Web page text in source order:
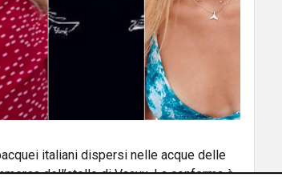
italiani dispersi nelle acque delle
dell’atollo di Vaavu. La conferma è